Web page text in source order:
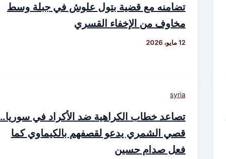
تضامنه مع قضية بتول علوش في جبلة وسط
مخاوف من الإخفاء القسري
12 مايو، 2026
syria
تصاعد خطاب الكراهية ضد الأكراد في سوريا..
قصي الشمري يدعو لقصفهم بالكيماوي كما
فعل صدام حسين